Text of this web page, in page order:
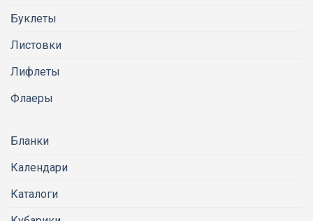
Буклеты
Листовки
Лифлеты
Флаеры
Бланки
Календари
Каталоги